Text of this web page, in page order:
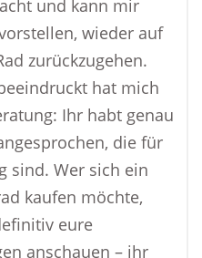
und kann mir
wieder auf
zurückzugehen.
hat mich
Ihr habt genau
die für
sind. Wer sich ein
kaufen möchte,
eure
anschauen – ihr